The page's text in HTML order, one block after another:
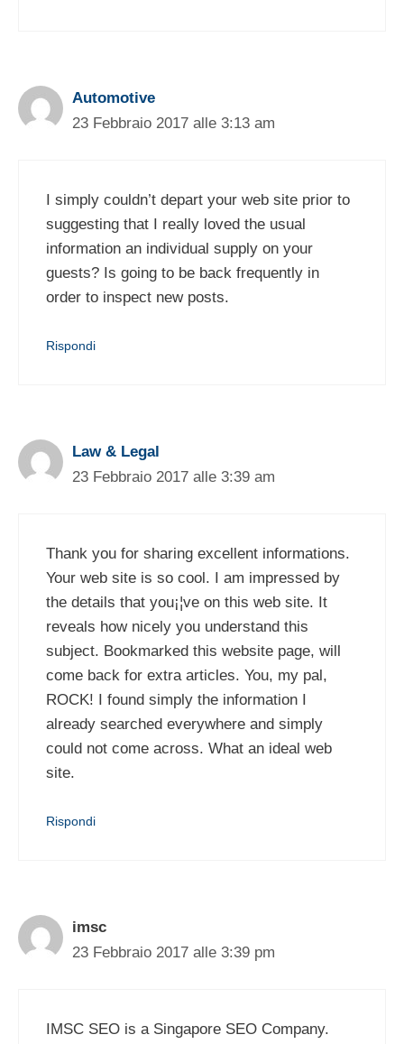
Automotive
23 Febbraio 2017 alle 3:13 am
I simply couldn’t depart your web site prior to
suggesting that I really loved the usual
information an individual supply on your
guests? Is going to be back frequently in
order to inspect new posts.
Rispondi
Law & Legal
23 Febbraio 2017 alle 3:39 am
Thank you for sharing excellent informations.
Your web site is so cool. I am impressed by
the details that you¡¦ve on this web site. It
reveals how nicely you understand this
subject. Bookmarked this website page, will
come back for extra articles. You, my pal,
ROCK! I found simply the information I
already searched everywhere and simply
could not come across. What an ideal web
site.
Rispondi
imsc
23 Febbraio 2017 alle 3:39 pm
IMSC SEO is a Singapore SEO Company.